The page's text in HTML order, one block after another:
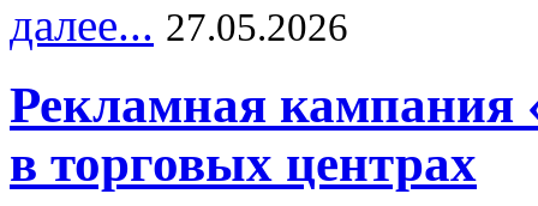
далее... 27.05.2026
Рекламная кампания
в торговых центрах